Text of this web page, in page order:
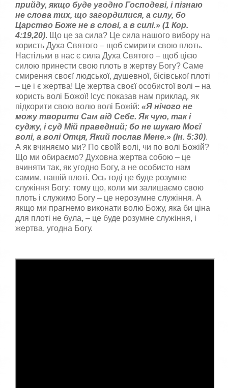
прийду, якщо буде угодно Господевi, i пiзнаю
не слова тих, що за­гордилися, а силу, бо
Царство Боже не в словi, а в силi.» (1 Кор.
4:19,20). Що це за сила? Це сила нашого вибору на
користь Духа Святого – щоб смирити свою плоть.
Настільки в нас є сила Духа Святого – щоб цією
силою принести свою плоть в жертву Богу? Саме
смирення своєї людської, душевної, бісівської плоті
– це і є жертва! Це жертва своєї особистої волі – на
користь волі Божої! Ісус показав нам приклад, як
підкорити свою волю волі Божій: «Я нічого не
можу творити Сам від Себе. Як чую, так і
суджу, і суд Мій праведний; бо не шукаю Моєї
волі, а волі Отця, Який послав Мене.» (Ін. 5:30).
А як вчиняємо ми? По своїй волі, чи по волі Божій?
Що ми обираємо? Духовна жертва собою – це
вчиняти так, як угодно Богу, а не особисто нам
самим, нашій плоті. Ось тоді це буде розумне
служіння Богу: тому що, коли ми залишаємо свою
плоть і служимо Богу – це нерозумне служіння. А
якщо ми прагнемо виконати волю Божу, яка би ціна
для плоті не була, – це буде розумне служіння, і
жертва, угодна Богу.